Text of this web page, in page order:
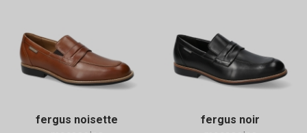
fergus noisette
fergus noir